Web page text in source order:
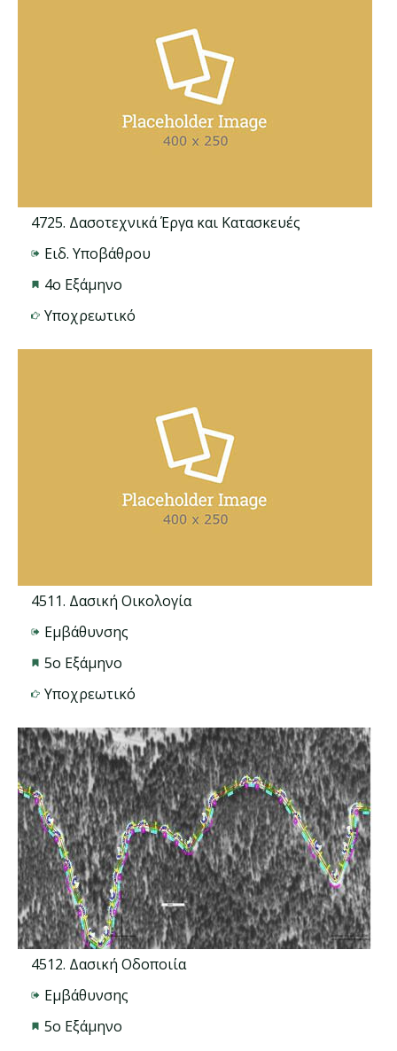
4725. Δασοτεχνικά Έργα και Κατασκευές
Ειδ. Υποβάθρου
4ο Εξάμηνο
Υποχρεωτικό
4511. Δασική Οικολογία
Εμβάθυνσης
5ο Εξάμηνο
Υποχρεωτικό
4512. Δασική Οδοποιία
Εμβάθυνσης
5ο Εξάμηνο